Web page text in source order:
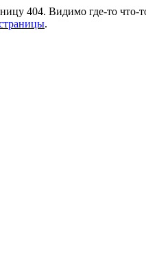
404. Видимо где-то что-
.